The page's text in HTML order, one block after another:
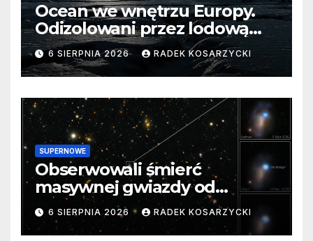
Ocean we wnętrzu Europy.
Odizolowani przez lodową
barierę
6 SIERPNIA 2026 RADEK KOSARZYCKI
SUPERNOWE
Obserwowali śmierć
masywnej gwiazdy od
samego początku. Niezwykle
cenne dane
6 SIERPNIA 2026 RADEK KOSARZYCKI